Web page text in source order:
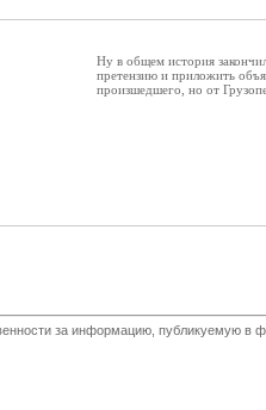
Ну в общем история
претензию и приложить
произшедшего, но от
за информацию, публикуемую